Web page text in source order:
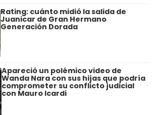
Rating: cuánto midió la salida de
Juanicar de Gran Hermano
Generación Dorada
Apareció un polémico video de
Wanda Nara con sus hijas que podría
comprometer su conflicto judicial
con Mauro Icardi